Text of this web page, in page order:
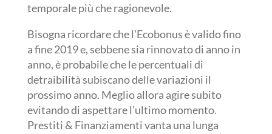
temporale più che ragionevole.
Bisogna ricordare che l’Ecobonus è valido fino
a fine 2019 e, sebbene sia rinnovato di anno in
anno, è probabile che le percentuali di
detraibilità subiscano delle variazioni il
prossimo anno. Meglio allora agire subito
evitando di aspettare l’ultimo momento.
Prestiti & Finanziamenti vanta una lunga